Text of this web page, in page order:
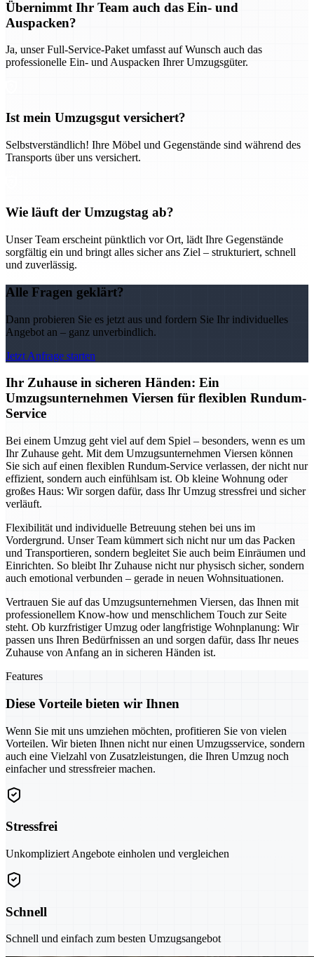
Übernimmt Ihr Team auch das Ein- und
Auspacken?
Ja, unser Full-Service-Paket umfasst auf Wunsch auch das
professionelle Ein- und Auspacken Ihrer Umzugsgüter.
Ist mein Umzugsgut versichert?
Selbstverständlich! Ihre Möbel und Gegenstände sind während des
Transports über uns versichert.
Wie läuft der Umzugstag ab?
Unser Team erscheint pünktlich vor Ort, lädt Ihre Gegenstände
sorgfältig ein und bringt alles sicher ans Ziel – strukturiert, schnell
und zuverlässig.
Alle Fragen geklärt?
Dann probieren Sie es jetzt aus und fordern Sie Ihr individuelles
Angebot an – ganz unverbindlich.
Jetzt Anfrage starten
Ihr Zuhause in sicheren Händen: Ein
Umzugsunternehmen Viersen für flexiblen Rundum-
Service
Bei einem Umzug geht viel auf dem Spiel – besonders, wenn es um
Ihr Zuhause geht. Mit dem Umzugsunternehmen Viersen können
Sie sich auf einen flexiblen Rundum-Service verlassen, der nicht nur
effizient, sondern auch einfühlsam ist. Ob kleine Wohnung oder
großes Haus: Wir sorgen dafür, dass Ihr Umzug stressfrei und sicher
verläuft.
Flexibilität und individuelle Betreuung stehen bei uns im
Vordergrund. Unser Team kümmert sich nicht nur um das Packen
und Transportieren, sondern begleitet Sie auch beim Einräumen und
Einrichten. So bleibt Ihr Zuhause nicht nur physisch sicher, sondern
auch emotional verbunden – gerade in neuen Wohnsituationen.
Vertrauen Sie auf das Umzugsunternehmen Viersen, das Ihnen mit
professionellem Know-how und menschlichem Touch zur Seite
steht. Ob kurzfristiger Umzug oder langfristige Wohnplanung: Wir
passen uns Ihren Bedürfnissen an und sorgen dafür, dass Ihr neues
Zuhause von Anfang an in sicheren Händen ist.
Features
Diese Vorteile bieten wir Ihnen
Wenn Sie mit uns umziehen möchten, profitieren Sie von vielen
Vorteilen. Wir bieten Ihnen nicht nur einen Umzugsservice, sondern
auch eine Vielzahl von Zusatzleistungen, die Ihren Umzug noch
einfacher und stressfreier machen.
Stressfrei
Unkompliziert Angebote einholen und vergleichen
Schnell
Schnell und einfach zum besten Umzugsangebot